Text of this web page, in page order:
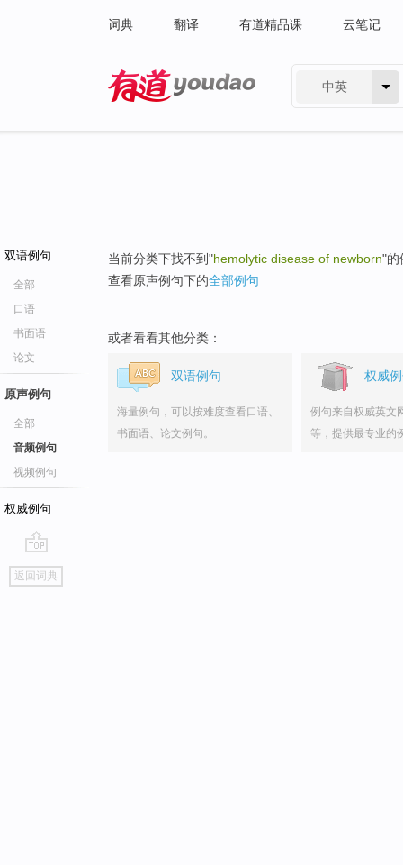
词典 翻译 有道精品课 云笔记
中英
双语例句
全部
口语
书面语
论文
原声例句
全部
音频例句
视频例句
权威例句
go
top
返回词典
当前分类下找不到"hemolytic disease of newborn"的
查看原声例句下的全部例句
或者看看其他分类：
双语例句
海量例句，可以按难度查看口语、
书面语、论文例句。
权威
例句来自权威英文
等，提供最专业的